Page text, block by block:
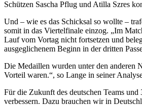
Schützen Sascha Pflug und Atilla Szres
Und – wie es das Schicksal so wollte –
somit in das Viertelfinale einzog. „Im
Lauf vom Vortag nicht fortsetzen und
ausgeglichenem Beginn in der dritten
Die Medaillen wurden unter den anderen
Vorteil waren.“, so Lange in seiner
Für die Zukunft des deutschen Teams
verbessern. Dazu brauchen wir in